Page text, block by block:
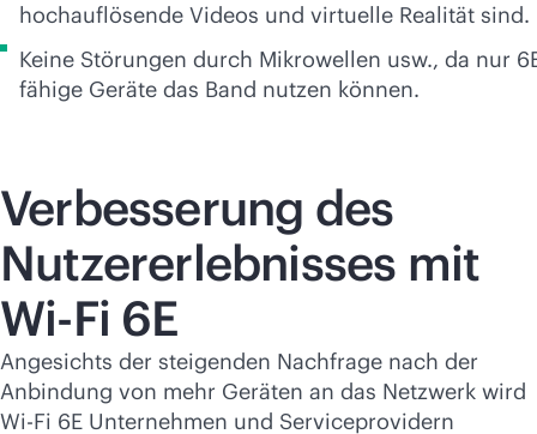
hochauflösende Videos und virtuelle Realität sind.
Keine Störungen durch Mikrowellen usw., da nur
fähige Geräte das Band nutzen können.
Verbesserung des
Nutzererlebnisses mit
Wi-Fi 6E
Angesichts der steigenden Nachfrage nach der
Anbindung von mehr Geräten an das Netzwerk wird
Wi-Fi 6E Unternehmen und Serviceprovidern